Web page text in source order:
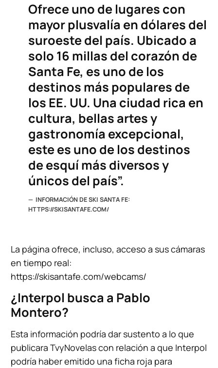
Ofrece uno de lugares con
mayor plusvalía en dólares del
suroeste del país. Ubicado a
solo 16 millas del corazón de
Santa Fe, es uno de los
destinos más populares de
los EE. UU. Una ciudad rica en
cultura, bellas artes y
gastronomía excepcional,
este es uno de los destinos
de esquí más diversos y
únicos del país”.
INFORMACIÓN DE SKI SANTA FE:
HTTPS://SKISANTAFE.COM/
La página ofrece, incluso, acceso a sus cámaras
en tiempo real:
https://skisantafe.com/webcams/
¿Interpol busca a Pablo
Montero?
Esta información podría dar sustento a lo que
publicara TvyNovelas con relación a que Interpol
podría haber emitido una ficha roja para